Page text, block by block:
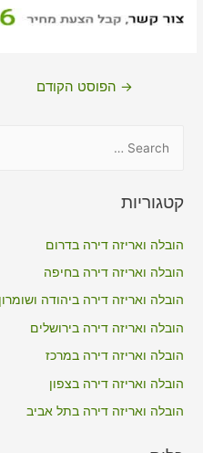
ניווט→ הפוסט הקודם
r
o
r
:
קטגוריות
הובלה ואריזה דירה בדרום
הובלה ואריזה דירה בחיפה
הובלה ואריזה דירה ביהודה ושומרון
הובלה ואריזה דירה בירושלים
הובלה ואריזה דירה במרכז
הובלה ואריזה דירה בצפון
הובלה ואריזה דירה בתל אביב